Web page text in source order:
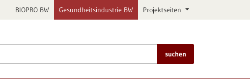
BIOPRO BW Gesundheitsindustrie BW Projektseiten
suchen